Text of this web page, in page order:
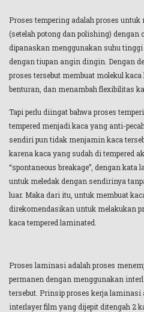
Proses tempering adalah proses
(setelah potong dan polishing) dengan
dipanaskan menggunakan suhu
dengan tiupan angin dingin. Dengan
proses tersebut membuat molekul kaca
benturan, dan menambah flexibilitas
Tapi perlu diingat bahwa proses
tempered menjadi kaca yang anti-
sendiri pun tidak menjamin kaca
karena kaca yang sudah di tempered
“spontaneous breakage”, dengan kata
untuk meledak dengan sendirinya
luar. Maka dari itu, untuk membuat
direkomendasikan untuk melakukan
kaca tempered laminated.
Proses laminasi adalah proses
permanen dengan menggunakan
tersebut. Prinsip proses kerja
interlayer film yang dijepit ditengah 2